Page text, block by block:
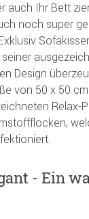
auch Ihr Bett
noch super
Design
von 50 x 50
Relax-
- Ein